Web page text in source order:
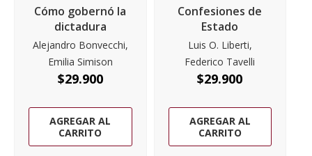
Cómo gobernó la
dictadura
Alejandro Bonvecchi,
Emilia Simison
$29.900
AGREGAR AL
CARRITO
Confesiones de
Estado
Luis O. Liberti,
Federico Tavelli
$29.900
AGREGAR AL
CARRITO